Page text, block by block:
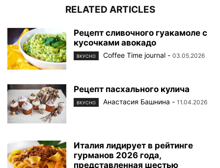
RELATED ARTICLES
Рецепт сливочного гуакамоле с
кусочками авокадо
ВКУСНО Coffee Time journal - 03.05.2026
Рецепт пасхального кулича
ВКУСНО Анастасия Башнина - 11.04.2026
Италия лидирует в рейтинге
гурманов 2026 года,
представленная шестью